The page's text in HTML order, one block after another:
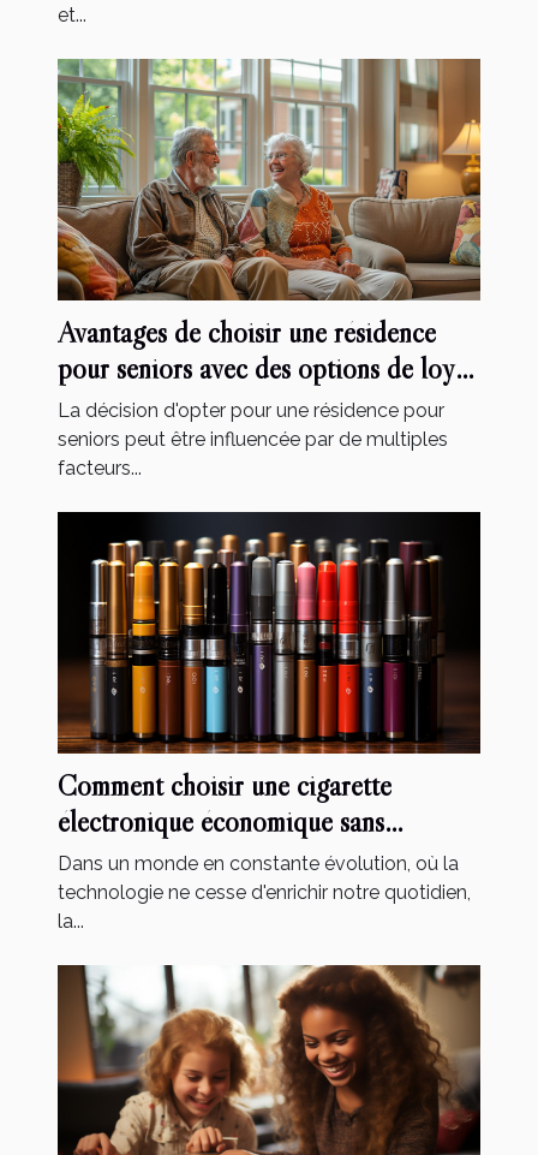
et...
Avantages de choisir une résidence
pour seniors avec des options de loyer
modéré et des services inclus
La décision d'opter pour une résidence pour
seniors peut être influencée par de multiples
facteurs...
Comment choisir une cigarette
électronique économique sans
compromettre la qualité
Dans un monde en constante évolution, où la
technologie ne cesse d'enrichir notre quotidien,
la...